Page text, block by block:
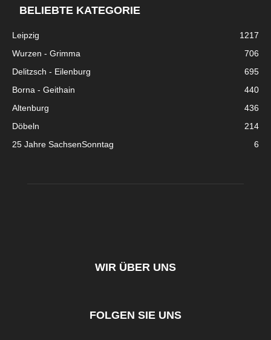
BELIEBTE KATEGORIE
Leipzig
1217
Wurzen - Grimma
706
Delitzsch - Eilenburg
695
Borna - Geithain
440
Altenburg
436
Döbeln
214
25 Jahre SachsenSonntag
6
WIR ÜBER UNS
FOLGEN SIE UNS